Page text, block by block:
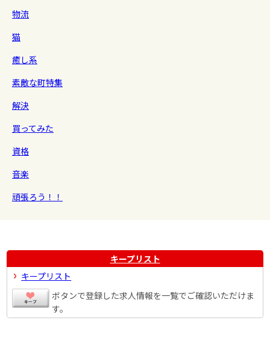
物流
猫
癒し系
素敵な町特集
解決
買ってみた
資格
音楽
頑張ろう！！
キープリスト
キープリスト
ボタンで登録した求人情報を一覧でご確認いただけま
す。